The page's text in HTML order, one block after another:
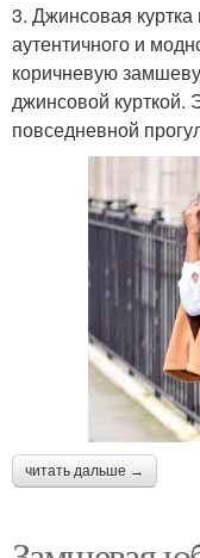
3. Джинсовая
аутентичного и
коричневую
джинсовой курткой.
повседневной
читать дальше →